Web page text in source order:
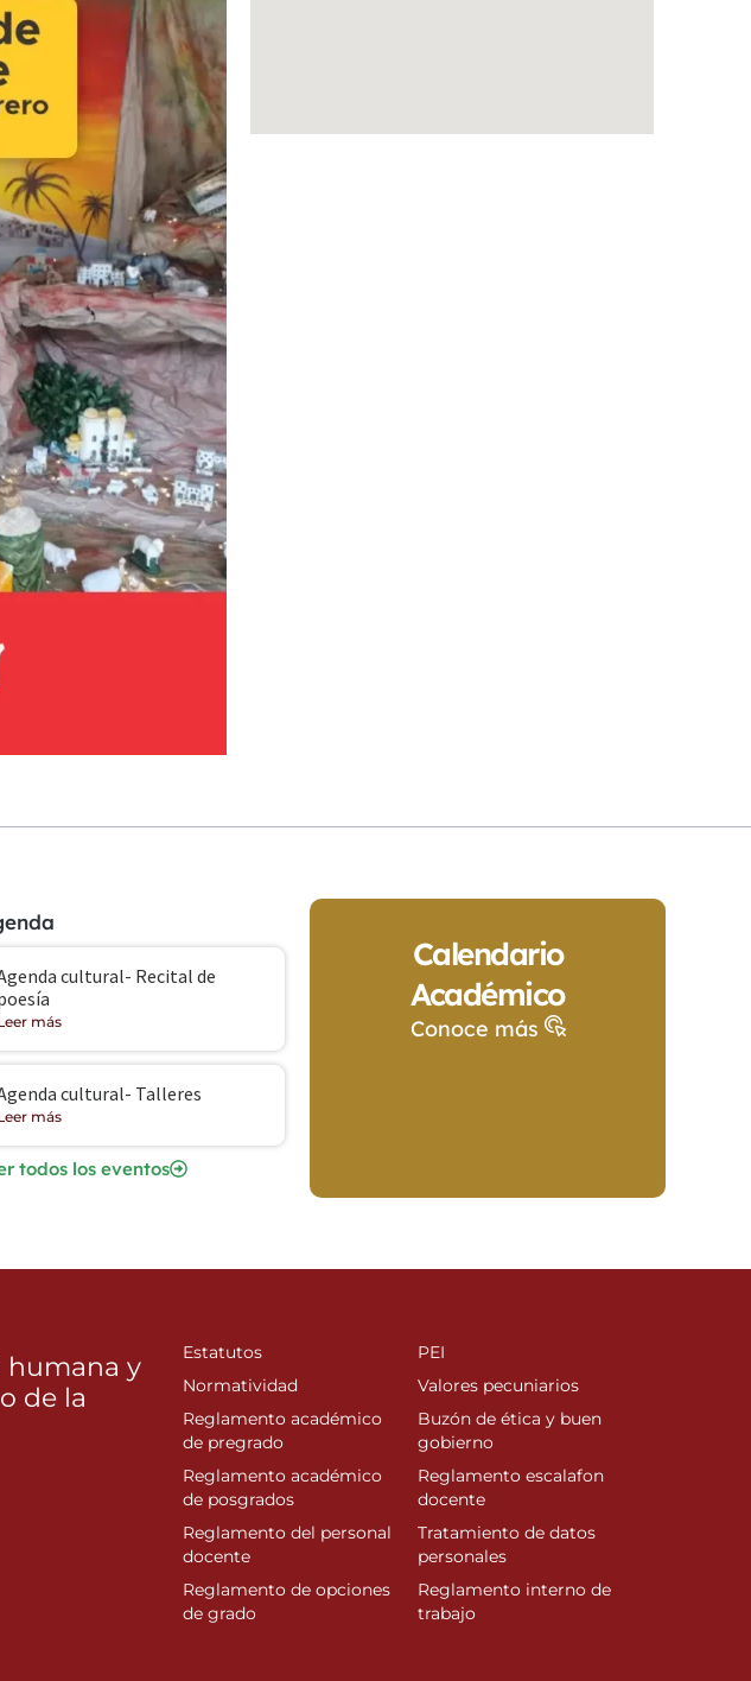
cultural- Recital de
más
cultural- Talleres
más
todos los eventos
Calendario
Académico
Conoce más
humana y
de la
Estatutos
Normatividad
Reglamento académico
de pregrado
Reglamento académico
de posgrados
Reglamento del personal
docente
Reglamento de opciones
de grado
PEI
Valores pecuniarios
Buzón de ética y buen
gobierno
Reglamento escalafon
docente
Tratamiento de datos
personales
Reglamento interno de
trabajo